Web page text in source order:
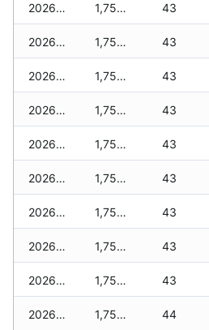
2026-07-02 1,750 zł 43
2026-07-01 1,750 zł 43
2026-06-30 1,750 zł 43
2026-06-28 1,750 zł 43
2026-06-27 1,750 zł 43
2026-06-26 1,750 zł 43
2026-06-25 1,750 zł 43
2026-06-24 1,750 zł 43
2026-06-23 1,750 zł 43
2026-06-22 1,750 zł 44